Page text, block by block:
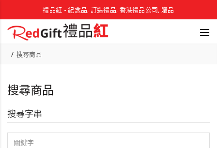
禮品紅 - 紀念品, 訂造禮品, 香港禮品公司, 贈品
搜尋商品
搜尋商品
搜尋字串